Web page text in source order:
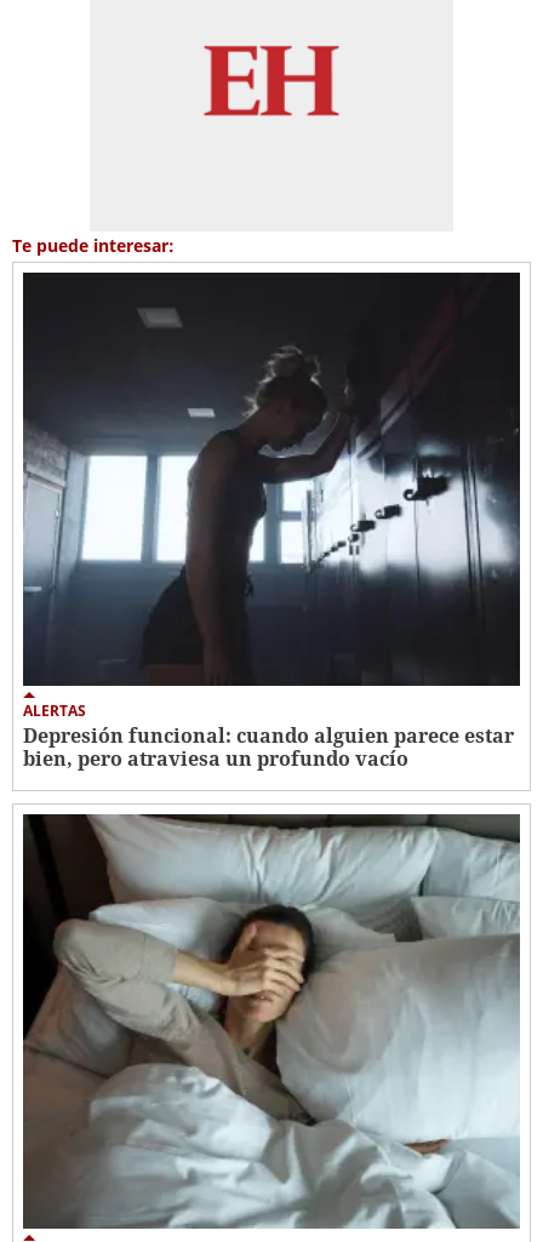
Te puede interesar:
ALERTAS
Depresión funcional: cuando alguien parece estar
bien, pero atraviesa un profundo vacío